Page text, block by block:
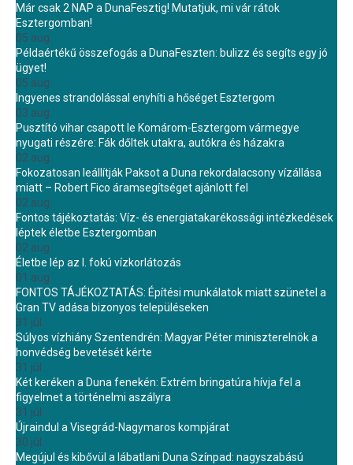
Már csak 2 NAP a DunaFesztig! Mutatjuk, mi vár rátok
Esztergomban!
05 aug.
Példaértékű összefogás a DunaFeszten: bulizz és segíts egy jó
ügyet!
05 aug.
Ingyenes strandolással enyhíti a hőséget Esztergom
03 aug.
Pusztító vihar csapott le Komárom-Esztergom vármegye
nyugati részére: Fák dőltek utakra, autókra és házakra
02 aug.
Fokozatosan leállítják Paksot a Duna rekordalacsony vízállása
miatt – Robert Fico áramsegítséget ajánlott fel
02 aug.
Fontos tájékoztatás: Víz- és energiatakarékossági intézkedések
léptek életbe Esztergomban
02 aug.
Életbe lép az I. fokú vízkorlátozás
01 aug.
FONTOS TÁJÉKOZTATÁS: Építési munkálatok miatt szünetel a
Gran TV adása bizonyos településeken
31 júl.
Súlyos vízhiány Szentendrén: Magyar Péter miniszterelnök a
honvédség bevetését kérte
31 júl.
Két keréken a Duna fenekén: Extrém bringatúra hívja fel a
figyelmet a történelmi aszályra
31 júl.
Újraindul a Visegrád-Nagymaros kompjárat
30 júl.
Megújul és kibővül a lábatlani Duna Színpad: nagyszabású